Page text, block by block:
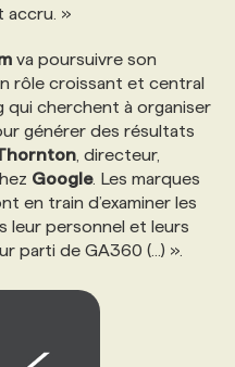
accru. »
va poursuivre son
rôle croissant et central
qui cherchent à organiser
générer des résultats
, directeur,
Google. Les marques
en train d’examiner les
leur personnel et leurs
parti de GA360 (...) ».